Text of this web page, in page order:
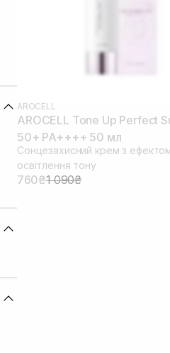
AROCELL
AROCELL Tone Up Perfect
50+ PA++++ 50 мл
Сонцезахисний крем з
освітлення тону
760₴1 090₴